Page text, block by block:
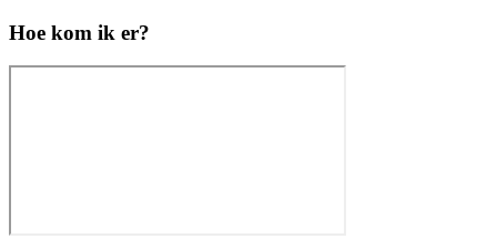
Hoe kom ik er?